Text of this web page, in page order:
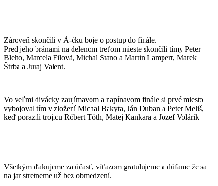
Zároveň skončili v Á-čku boje o postup do finále.
Pred jeho bránami na delenom treťom mieste skončili tímy Peter
Bleho, Marcela Filová, Michal Stano a Martin Lampert, Marek
Štrba a Juraj Valent.
Vo veľmi divácky zaujímavom a napínavom finále si prvé miesto
vybojoval tím v zložení Michal Bakyta, Ján Duban a Peter Meliš,
keď porazili trojicu Róbert Tóth, Matej Kankara a Jozef Volárik.
Všetkým ďakujeme za účasť, víťazom gratulujeme a dúfame že sa
na jar stretneme už bez obmedzení.